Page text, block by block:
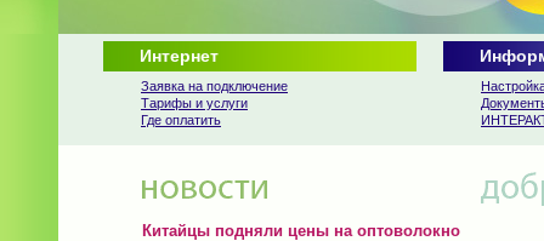
Интернет
Заявка на подключение
Тарифы и услуги
Где оплатить
Китайцы подняли цены на оптоволокно